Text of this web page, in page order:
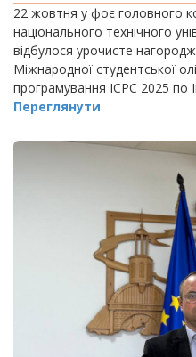
22 жовтня у фоє головного
національного технічного
відбулося урочисте
Міжнародної студентської
програмування ICPC 2025 по
Переглянути